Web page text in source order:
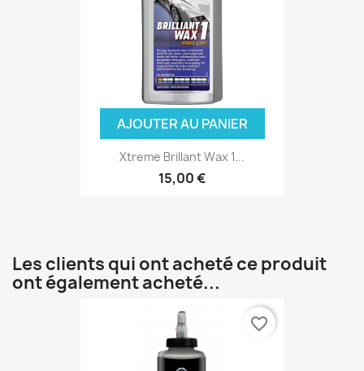
AJOUTER AU PANIER
Xtreme Brillant Wax 1...
15,00 €
Les clients qui ont acheté ce produit
ont également acheté...
favorite_border